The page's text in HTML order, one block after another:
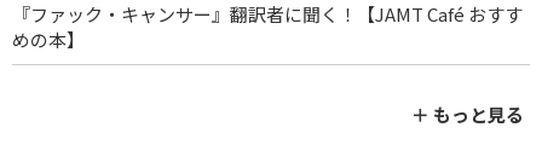
『ファック・キャンサー』翻訳者に聞く！【JAMT Café おすす
めの本】
＋ もっと見る